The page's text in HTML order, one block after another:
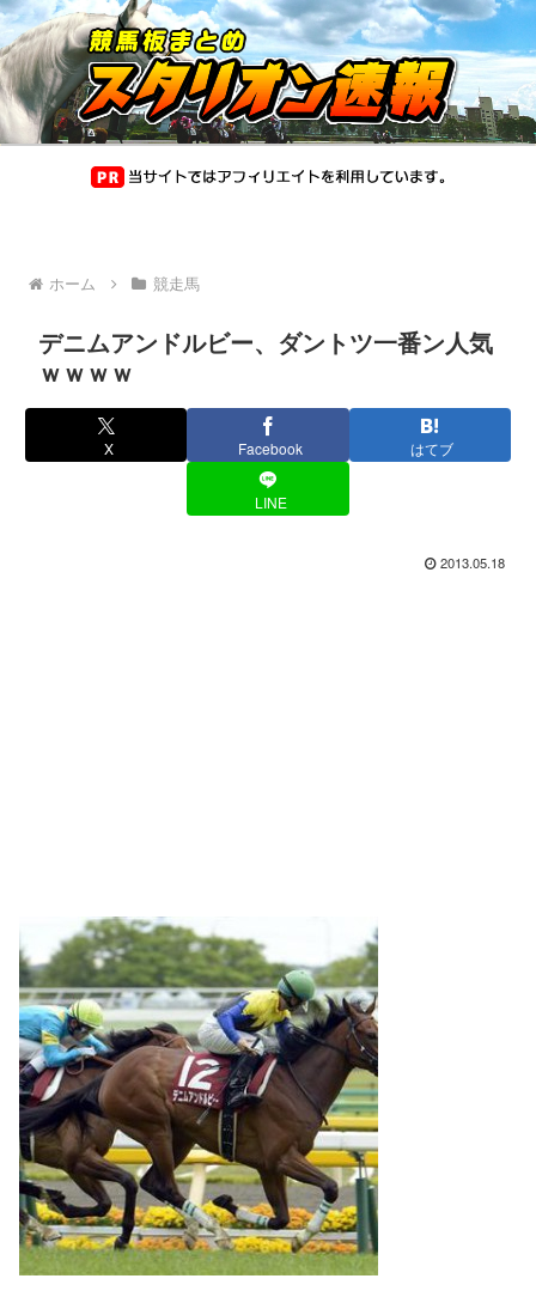
ホーム 競走馬
デニムアンドルビー、ダントツ一番ン人気
ｗｗｗｗ
X Facebook はてブ
LINE
2013.05.18